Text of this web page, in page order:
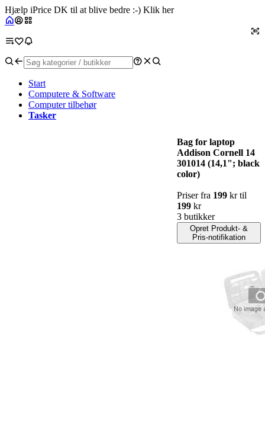
Hjælp iPrice DK til at blive bedre :-) Klik her
Start
Computere & Software
Computer tilbehør
Tasker
Bag for laptop
Addison Cornell 14
301014 (14,1"; black
color)
Priser fra 199 kr til
199 kr
3 butikker
Opret Produkt- &
Pris-notifikation